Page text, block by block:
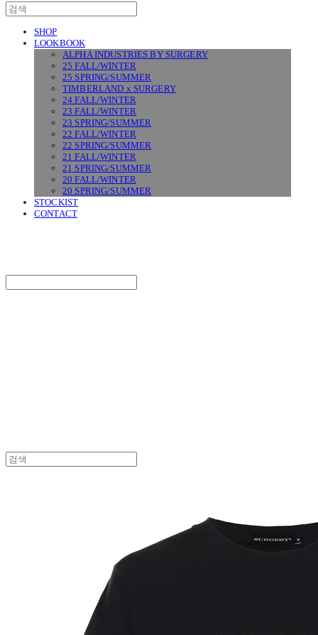
SHOP
LOOKBOOK
ALPHA INDUSTRIES BY SURGERY
25 FALL/WINTER
25 SPRING/SUMMER
TIMBERLAND x SURGERY
24 FALL/WINTER
23 FALL/WINTER
23 SPRING/SUMMER
22 FALL/WINTER
22 SPRING/SUMMER
21 FALL/WINTER
21 SPRING/SUMMER
20 FALL/WINTER
20 SPRING/SUMMER
STOCKIST
CONTACT